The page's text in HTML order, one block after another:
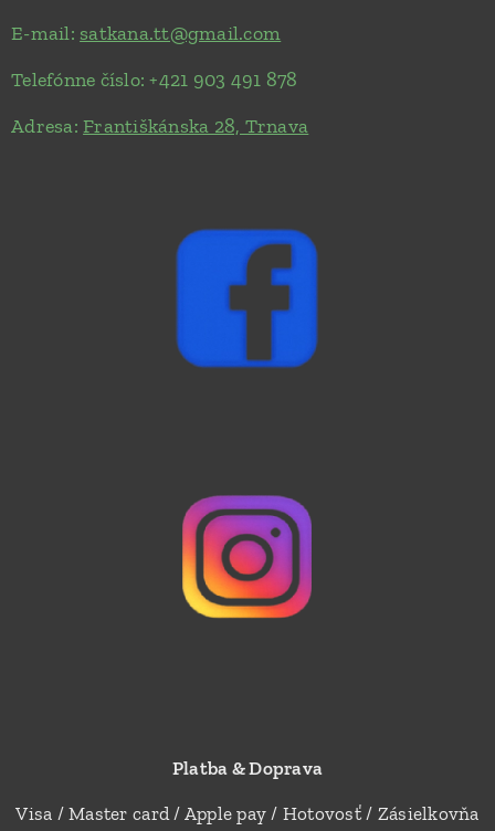
E-mail: satkana.tt@gmail.com
Telefónne číslo: +421 903 491 878
Adresa:Františkánska 28, Trnava
Platba & Doprava
Visa / Master card / Apple pay / Hotovosť / Zásielkovňa